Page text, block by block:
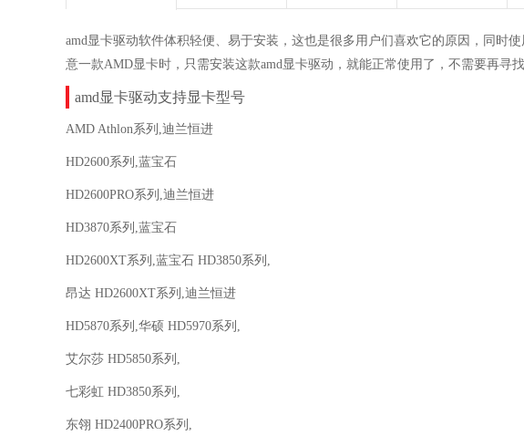
amd显卡驱动软件体积轻便、易于安装，这也是很多用户们喜欢它的原因，同时
意一款AMD显卡时，只需安装这款amd显卡驱动，就能正常使用了，不需要再寻找
amd显卡驱动支持显卡型号
AMD Athlon系列,迪兰恒进
HD2600系列,蓝宝石
HD2600PRO系列,迪兰恒进
HD3870系列,蓝宝石
HD2600XT系列,蓝宝石 HD3850系列,
昂达 HD2600XT系列,迪兰恒进
HD5870系列,华硕 HD5970系列,
艾尔莎 HD5850系列,
七彩虹 HD3850系列,
东翎 HD2400PRO系列,